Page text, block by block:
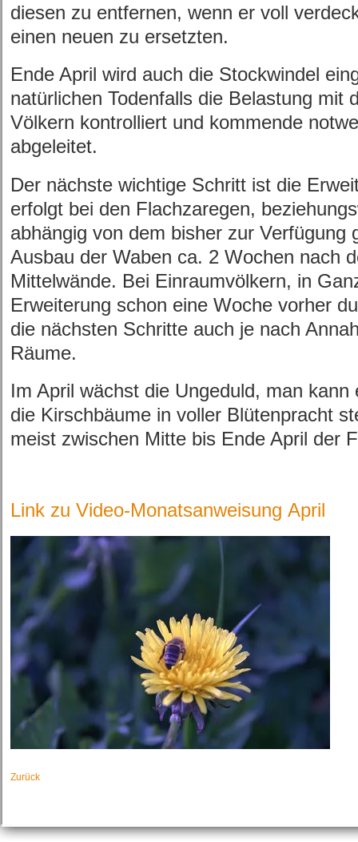
diesen zu entfernen, wenn er voll
einen neuen zu ersetzten.
Ende April wird auch die Stockwindel
natürlichen Todenfalls die Belastung mit
Völkern kontrolliert und kommende
abgeleitet.
Der nächste wichtige Schritt ist die
erfolgt bei den Flachzaregen,
abhängig von dem bisher zur Verfügung
Ausbau der Waben ca. 2 Wochen nach
Mittelwände. Bei Einraumvölkern, in
Erweiterung schon eine Woche vorher
die nächsten Schritte auch je nach
Räume.
Im April wächst die Ungeduld, man
die Kirschbäume in voller Blütenpracht
meist zwischen Mitte bis Ende April der
Link zu Video-Monatsanweisung April
Zurück